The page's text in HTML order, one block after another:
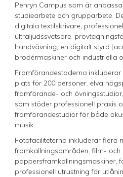
Penryn Campus som är
studiearbete och grupparbete.
digitala textilskrivare,
ultraljudssvetsare,
handvävning, en digitalt styrd
brodérmaskiner och industriella
Framförandestaderna
plats för 200 personer, elva
framförande- och
som stöder professionell praxis
framförandestudior för både
musik.
Fotofaciliteterna inkluderar flera
framkallningsområden, film- och
pappersframkallningsmaskiner,
professionell utrustning för